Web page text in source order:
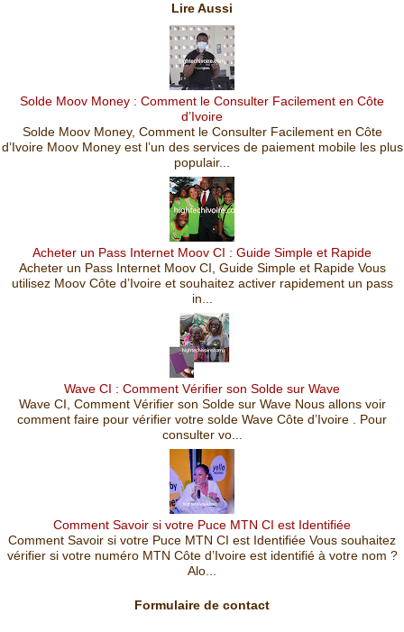
Lire Aussi
Solde Moov Money : Comment le Consulter Facilement en Côte
d’Ivoire
Solde Moov Money, Comment le Consulter Facilement en Côte
d’Ivoire Moov Money est l’un des services de paiement mobile les plus
populair...
Acheter un Pass Internet Moov CI : Guide Simple et Rapide
Acheter un Pass Internet Moov CI, Guide Simple et Rapide Vous
utilisez Moov Côte d’Ivoire et souhaitez activer rapidement un pass
in...
Wave CI : Comment Vérifier son Solde sur Wave
Wave CI, Comment Vérifier son Solde sur Wave Nous allons voir
comment faire pour vérifier votre solde Wave Côte d’Ivoire . Pour
consulter vo...
Comment Savoir si votre Puce MTN CI est Identifiée
Comment Savoir si votre Puce MTN CI est Identifiée Vous souhaitez
vérifier si votre numéro MTN Côte d’Ivoire est identifié à votre nom ?
Alo...
Formulaire de contact